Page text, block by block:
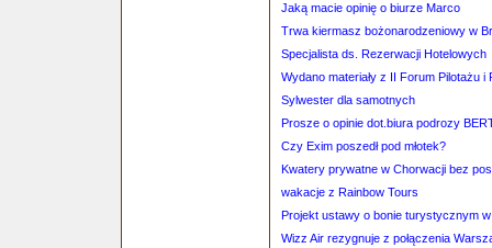
Jaką macie opinię o biurze Marco
Trwa kiermasz bożonarodzeniowy w
Specjalista ds. Rezerwacji Hotelowych
Wydano materiały z II Forum Pilotażu i
Sylwester dla samotnych
Prosze o opinie dot.biura podrozy
Czy Exim poszedł pod młotek?
Kwatery prywatne w Chorwacji bez
wakacje z Rainbow Tours
Projekt ustawy o bonie turystycznym
Wizz Air rezygnuje z połączenia